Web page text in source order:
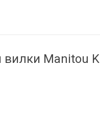
Manitou